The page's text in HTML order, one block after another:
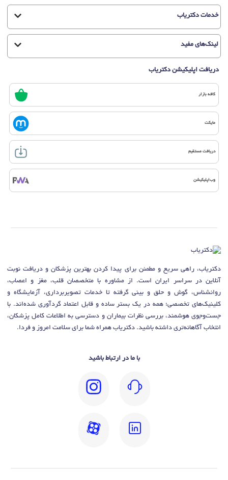
خدمات دکتریاب
لینک‌های مفید
دریافت اپلیکیشن دکتریاب
کافه بازار
مایکت
دریافت مستقیم
وب‌اپلیکیشن
دکتریاب، راهی سریع و مطمئن برای پیدا کردن بهترین پزشکان و دریافت نوبت
آنلاین در سراسر ایران است. از مشاوره با متخصصان قلب، مغز و اعصاب،
روانشناس، گوش و حلق و بینی گرفته تا خدمات تصویربرداری، آزمایشگاه و
کلینیک‌های تخصصی؛ همه در یک بستر ساده و قابل اعتماد گردآوری شده‌اند. با
جست‌وجوی هوشمند، بررسی نظرات بیماران و دسترسی به اطلاعات کامل پزشکان،
انتخاب آگاهانه‌تری داشته باشید. دکتریاب همراه شما برای سلامت امروز و فردا.
با ما در ارتباط باشید